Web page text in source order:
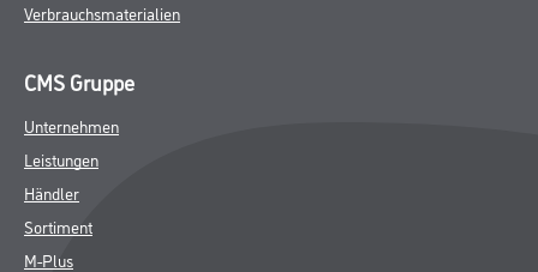
Verbrauchsmaterialien
CMS Gruppe
Unternehmen
Leistungen
Händler
Sortiment
M-Plus